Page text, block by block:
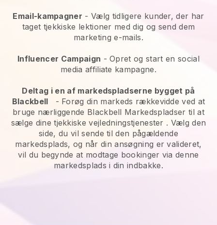
Email-kampagner -Vælg tidligere kunder, der har
taget tjekkiske lektioner med dig og send dem
marketing e-mails.
Influencer Campaign - Opret og start en social
media affiliate kampagne.
Deltag i en af markedspladserne bygget på
Blackbell
- Forøg din markeds rækkevidde ved at
bruge nærliggende Blackbell Markedspladser til at
sælge dine tjekkiske vejledningstjenester . Vælg den
side, du vil sende til den pågældende
markedsplads, og når din ansøgning er valideret,
vil du begynde at modtage bookinger via denne
markedsplads i din indbakke.